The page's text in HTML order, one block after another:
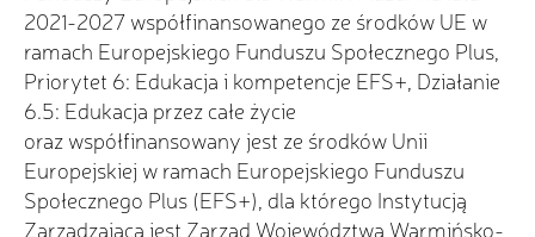
2021-2027 współfinansowanego ze środków UE w
ramach Europejskiego Funduszu Społecznego Plus,
Priorytet 6: Edukacja i kompetencje EFS+, Działanie
6.5: Edukacja przez całe życie
oraz współfinansowany jest ze środków Unii
Europejskiej w ramach Europejskiego Funduszu
Społecznego Plus (EFS+), dla którego Instytucją
Zarządzającą jest Zarząd Województwa Warmińsko-